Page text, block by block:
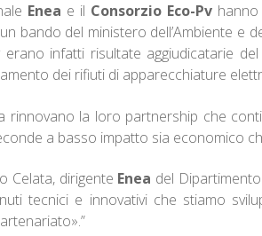
Enea e il Consorzio Eco-Pvhanno
bando del ministero dell’Ambiente e
erano infatti risultate aggiudicatarie
dei rifiuti di apparecchiature
rinnovano la loro partnership che
a basso impatto sia economico
Celata, dirigente Enea del
tecnici e innovativi che stiamo